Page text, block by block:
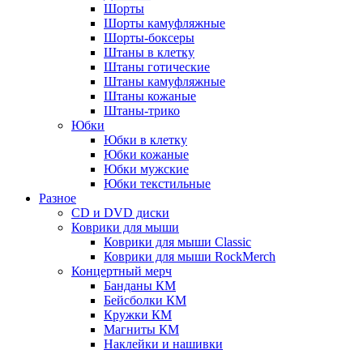
Шорты
Шорты камуфляжные
Шорты-боксеры
Штаны в клетку
Штаны готические
Штаны камуфляжные
Штаны кожаные
Штаны-трико
Юбки
Юбки в клетку
Юбки кожаные
Юбки мужские
Юбки текстильные
Разное
CD и DVD диски
Коврики для мыши
Коврики для мыши Classic
Коврики для мыши RockMerch
Концертный мерч
Банданы КМ
Бейсболки КМ
Кружки КМ
Магниты КМ
Наклейки и нашивки